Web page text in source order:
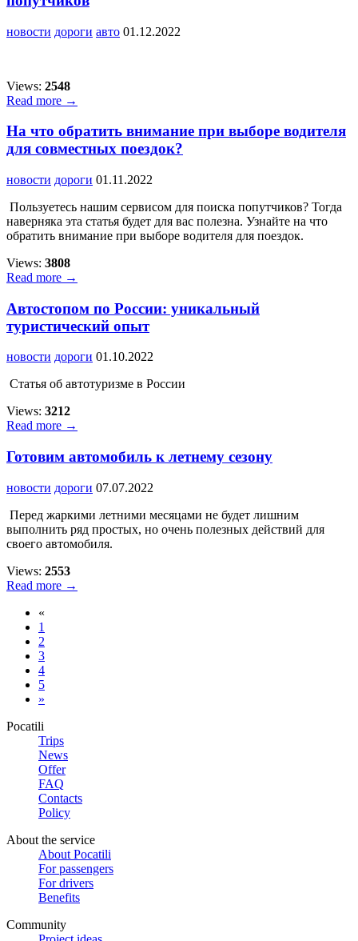
новости дороги авто 01.12.2022
Views: 2548
Read more →
На что обратить внимание при выборе водителя
для совместных поездок?
новости дороги 01.11.2022
Пользуетесь нашим сервисом для поиска попутчиков? Тогда
наверняка эта статья будет для вас полезна. Узнайте на что
обратить внимание при выборе водителя для поездок.
Views: 3808
Read more →
Автостопом по России: уникальный
туристический опыт
новости дороги 01.10.2022
Статья об автотуризме в России
Views: 3212
Read more →
Готовим автомобиль к летнему сезону
новости дороги 07.07.2022
Перед жаркими летними месяцами не будет лишним
выполнить ряд простых, но очень полезных действий для
своего автомобиля.
Views: 2553
Read more →
«
1
2
3
4
5
»
Pocatili
Trips
News
Offer
FAQ
Contacts
Policy
About the service
About Pocatili
For passengers
For drivers
Benefits
Community